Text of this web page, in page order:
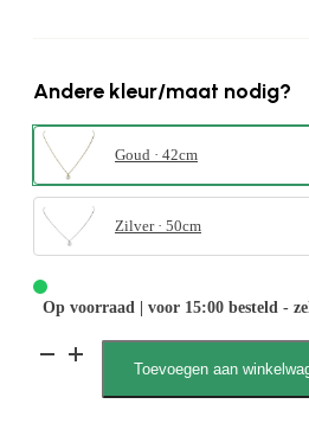
Andere kleur/maat nodig?
Goud · 42cm
Zilver · 50cm
Op voorraad | voor 15:00 besteld -
Benthe
Toevoegen aan